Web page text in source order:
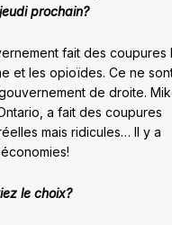
prochain?
fait des coupures
et les opioïdes. Ce ne
de droite.
a fait des coupures
mais ridicules… Il y a
le choix?